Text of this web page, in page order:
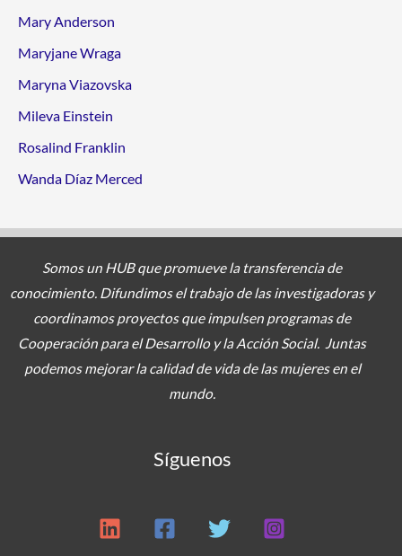
Mary Anderson
Maryjane Wraga
Maryna Viazovska
Mileva Einstein
Rosalind Franklin
Wanda Díaz Merced
Somos un HUB que promueve la transferencia de
conocimiento. Difundimos el trabajo de las investigadoras y
coordinamos proyectosque impulsen programas de
Cooperación para el Desarrollo y la Acción Social. Juntas
podemos mejorar la calidad de vida de las mujeres en el
mundo.
Síguenos